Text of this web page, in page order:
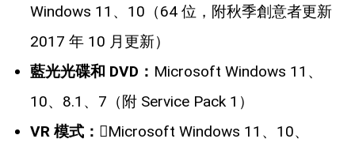
Windows 11、10（64 位，附秋季創意者更新
2017 年 10 月更新）
藍光光碟和 DVD： Microsoft Windows 11、
10、8.1、7（附 Service Pack 1）
VR 模式： Microsoft Windows 11、10、